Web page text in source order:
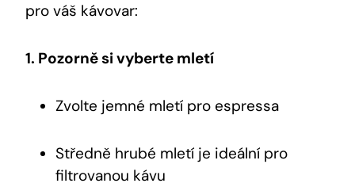
pro váš kávovar:
1. Pozorně si vyberte mletí
Zvolte jemné mletí pro espressa
Středně hrubé mletí je ideální pro
filtrovanou kávu